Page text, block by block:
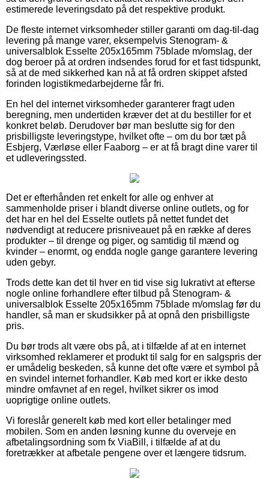
estimerede leveringsdato på det respektive produkt.
De fleste internet virksomheder stiller garanti om dag-til-dag
levering på mange varer, eksempelvis Stenogram- &
universalblok Esselte 205x165mm 75blade m/omslag, der
dog beroer på at ordren indsendes forud for et fast tidspunkt,
så at de med sikkerhed kan nå at få ordren skippet afsted
forinden logistikmedarbejderne får fri.
En hel del internet virksomheder garanterer fragt uden
beregning, men undertiden kræver det at du bestiller for et
konkret beløb. Derudover bør man beslutte sig for den
prisbilligste leveringstype, hvilket ofte – om du bor tæt på
Esbjerg, Værløse eller Faaborg – er at få bragt dine varer til
et udleveringssted.
Det er efterhånden ret enkelt for alle og enhver at
sammenholde priser i blandt diverse online outlets, og for
det har en hel del Esselte outlets på nettet fundet det
nødvendigt at reducere prisniveauet på en række af deres
produkter – til drenge og piger, og samtidig til mænd og
kvinder – enormt, og endda nogle gange garantere levering
uden gebyr.
Trods dette kan det til hver en tid vise sig lukrativt at efterse
nogle online forhandlere efter tilbud på Stenogram- &
universalblok Esselte 205x165mm 75blade m/omslag før du
handler, så man er skudsikker på at opnå den prisbilligste
pris.
Du bør trods alt være obs på, at i tilfælde af at en internet
virksomhed reklamerer et produkt til salg for en salgspris der
er umådelig beskeden, så kunne det ofte være et symbol på
en svindel internet forhandler. Køb med kort er ikke desto
mindre omfavnet af en regel, hvilket sikrer os imod
uoprigtige online outlets.
Vi foreslår generelt køb med kort eller betalinger med
mobilen. Som en anden løsning kunne du overveje en
afbetalingsordning som fx ViaBill, i tilfælde af at du
foretrækker at afbetale pengene over et længere tidsrum.